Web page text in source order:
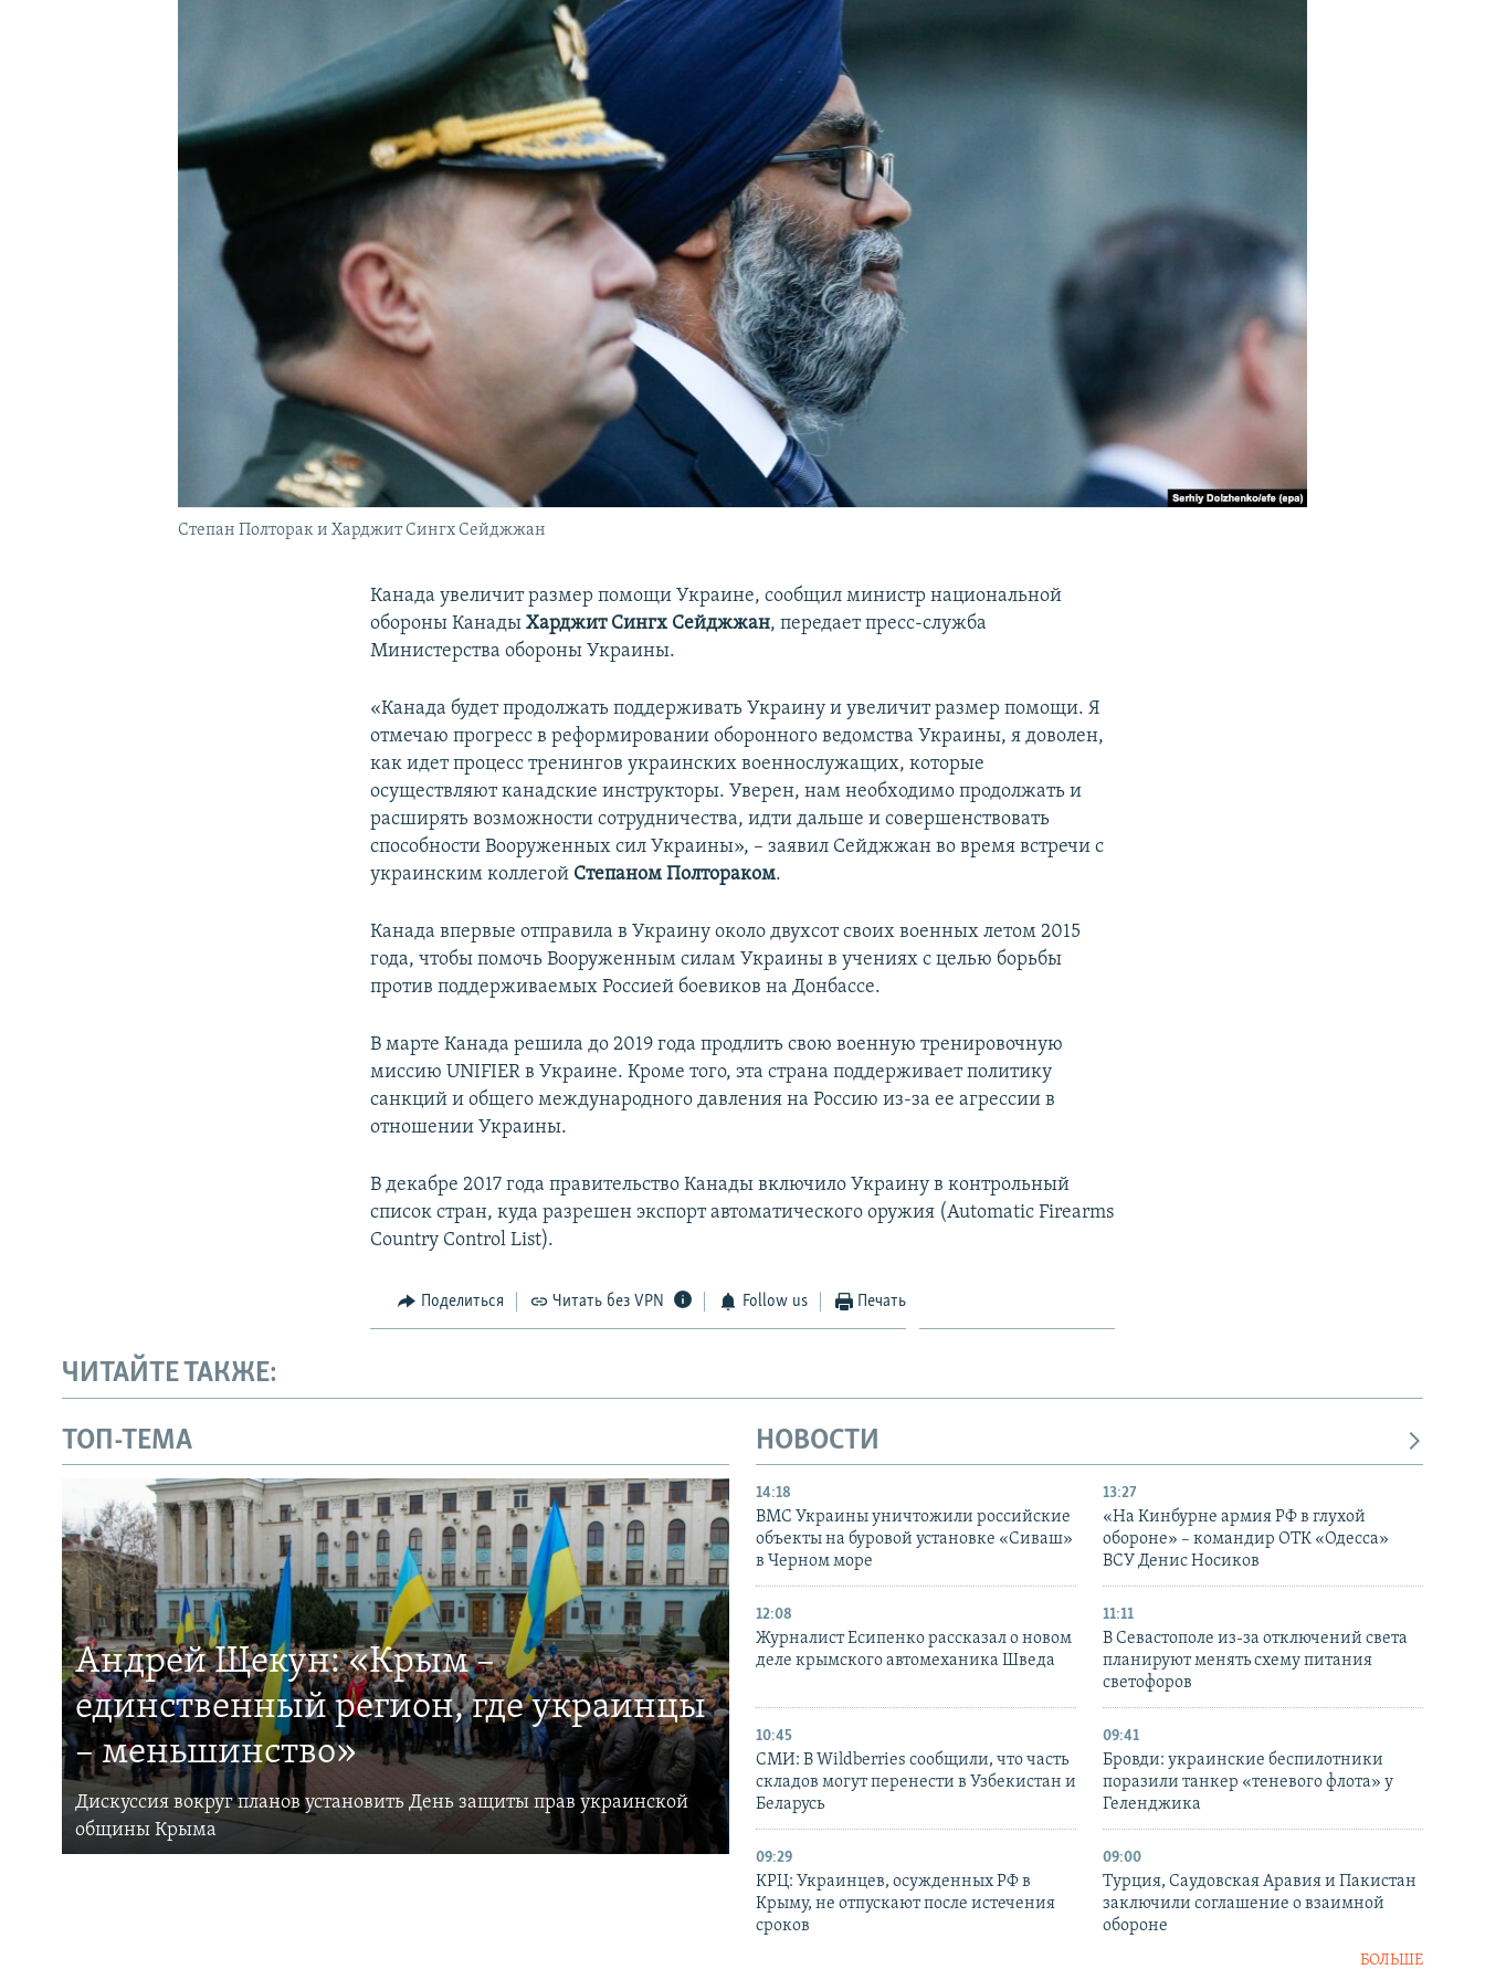
УКРАИНСКАЯ ПРОБЛЕМА КРЫМА
Степан Полторак и Харджит Сингх Сейджжан
Канада увеличит размер помощи Украине, сообщил министр национальной
обороны КанадыХарджит Сингх Сейджжан, передает пресс-служба
Министерства обороны Украины.
«Канада будет продолжать поддерживать Украину и увеличит размер помощи. Я
отмечаю прогресс в реформировании оборонного ведомства Украины, я доволен,
как идет процесс тренингов украинских военнослужащих, которые
осуществляют канадские инструкторы. Уверен, нам необходимо продолжать и
расширять возможности сотрудничества, идти дальше и совершенствовать
способности Вооруженных сил Украины», – заявил Сейджжан во время встречи с
украинским коллегой Степаном Полтораком.
Канада впервые отправила в Украину около двухсот своих военных летом 2015
года, чтобы помочь Вооруженным силам Украины в учениях с целью борьбы
против поддерживаемых Россией боевиков на Донбассе.
В марте Канада решила до 2019 года продлить свою военную тренировочную
миссию UNIFIER в Украине. Кроме того, эта страна поддерживает политику
санкций и общего международного давления на Россию из-за ее агрессии в
отношении Украины.
В декабре 2017 года правительство Канады включило Украину в контрольный
список стран, куда разрешен экспорт автоматического оружия (Automatic Firearms
Country Control List).
Поделиться Читать без VPN Follow us Печать
ЧИТАЙТЕ ТАКЖЕ:
ТОП-ТЕМА
Андрей Щекун: «Крым –
единственный регион, где украинцы
– меньшинство»
Дискуссия вокруг планов установить День защиты прав украинской
общины Крыма
НОВОСТИ
14:18
ВМС Украины уничтожили российские
объекты на буровой установке «Сиваш»
в Черном море
13:27
«На Кинбурне армия РФ в глухой
обороне» – командир ОТК «Одесса»
ВСУ Денис Носиков
12:08
Журналист Есипенко рассказал о новом
деле крымского автомеханика Шведа
11:11
В Севастополе из-за отключений света
планируют менять схему питания
светофоров
10:45
СМИ: В Wildberries сообщили, что часть
складов могут перенести в Узбекистан и
Беларусь
09:41
Бровди: украинские беспилотники
поразили танкер «теневого флота» у
Геленджика
09:29
КРЦ: Украинцев, осужденных РФ в
Крыму, не отпускают после истечения
сроков
09:00
Турция, Саудовская Аравия и Пакистан
заключили соглашение о взаимной
обороне
БОЛЬШЕ